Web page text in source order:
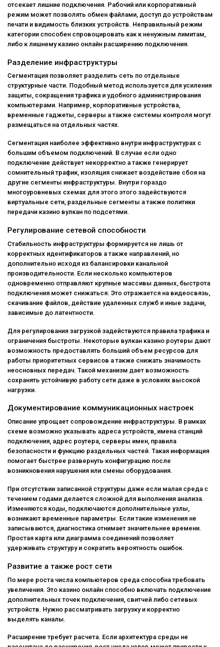
отсекает лишние подключения. Рабочий или корпоративный
режим может позволять обмен файлами, доступ до устройствам
печати и видимость близких устройств. Неправильный режим
категории способен спровоцировать как к ненужным лимитам,
либо к лишнему казино онлайн расширению подключения.
Разделение инфраструктуры
Сегментация позволяет разделить сеть по отдельные
структурные части. Подобный метод используется для усиления
защиты, сокращения трафика и удобного администрирования
компьютерами. Например, корпоративные устройства,
временные гаджеты, серверы а также системы контроля могут
размещаться на отдельных частях.
Сегментация наиболее эффективно внутри инфраструктурах с
большим объемом подключений. В случае если одно
подключение действует некорректно а также генерирует
сомнительный трафик, изоляция снижает воздействие сбоя на
другие сегменты инфраструктуры. Внутри гораздо
многоуровневых схемах для этого этого задействуются
виртуальные сети, раздельные сегменты а также политики
передачи казино вулкан по подсетями.
Регулирование сетевой способности
Стабильность инфраструктуры формируется не лишь от
корректных идентификаторов а также направлений, но
дополнительно исходя из балансировки канальной
производительности. Если несколько компьютеров
одновременно отправляют крупные массивы данных, быстрота
подключения может снижаться. Это отражается на видеосвязь,
скачивание файлов, действие удаленных служб и иные задачи,
зависимые до латентности.
Для регулирования загрузкой задействуются правила трафика и
ограничения быстроты. Некоторые вулкан казино роутеры дают
возможность предоставлять больший объем ресурсов для
работы приоритетных сервисов а также снижать значимость
неосновных передач. Такой механизм дает возможность
сохранять устойчивую работу сети даже в условиях высокой
нагрузки.
Документирование коммуникационных настроек
Описание упрощает сопровождение инфраструктуры. В рамках
схеме возможно указывать адреса устройств, имена станций
подключения, адрес роутера, серверы имен, правила
безопасности и функцию раздельных частей. Такая информация
помогает быстрее развернуть конфигурацию после
возникновения нарушения или смены оборудования.
При отсутствии записанной структуры даже если малая среда с
течением годами делается сложной для выполнения анализа.
Изменяются коды, подключаются дополнительные узлы,
возникают временные параметры. Если такие изменения не
записываются, диагностика отнимает значительнее времени.
Простая карта или диаграмма соединений позволяет
удерживать структуру и сократить вероятность ошибок.
Развитие а также рост сети
По мере роста числа компьютеров среда способна требовать
увеличения. Это казино онлайн способно включать подключение
дополнительных точек подключения, свитчей либо сетевых
устройств. Нужно рассматривать загрузку и корректно
выделять каналы.
Расширение требует расчета. Если архитектура среды не